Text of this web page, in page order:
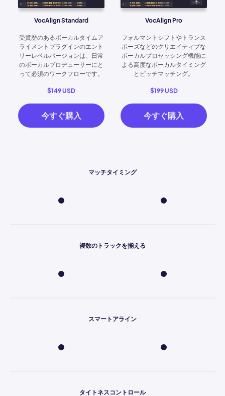
VocAlign Standard
受賞歴のあるボーカルタイムア
ライメントプラグインのエント
リーレベルバージョンは、日常
のボーカルプロデューサーにと
って必須のワークフローです。
$149 USD
今すぐ購入
VocAlign Pro
フォルマントシフトやトランス
ポーズなどのクリエイティブな
ボーカルプロセッシング機能に
よる高度なボーカルタイミング
とピッチマッチング。
$199 USD
今すぐ購入
マッチタイミング
複数のトラックを揃える
スマートアライン
タイトネスコントロール